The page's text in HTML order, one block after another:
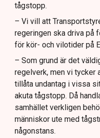
tågstopp.
– Vi vill att
regeringen ska driva på
för kör- och vilotider på
– Som grund är det
regelverk, men vi tycker
tillåta undantag i vissa
akuta tågstopp. Då
samhället verkligen
människor ute med
någonstans.